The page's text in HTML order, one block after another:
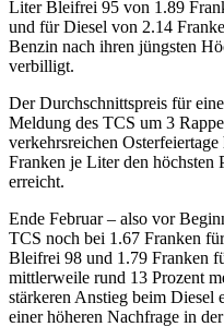
Liter Bleifrei 95 von 1.89
und für Diesel von 2.14
Benzin nach ihren jüngsten
verbilligt.
Der Durchschnittspreis für
Meldung des TCS um 3
verkehrsreichen
Franken je Liter den höchsten
erreicht.
Ende Februar – also vor
TCS noch bei 1.67 Franken
Bleifrei 98 und 1.79 Franken
mittlerweile rund 13 Prozent
stärkeren Anstieg beim
einer höheren Nachfrage in